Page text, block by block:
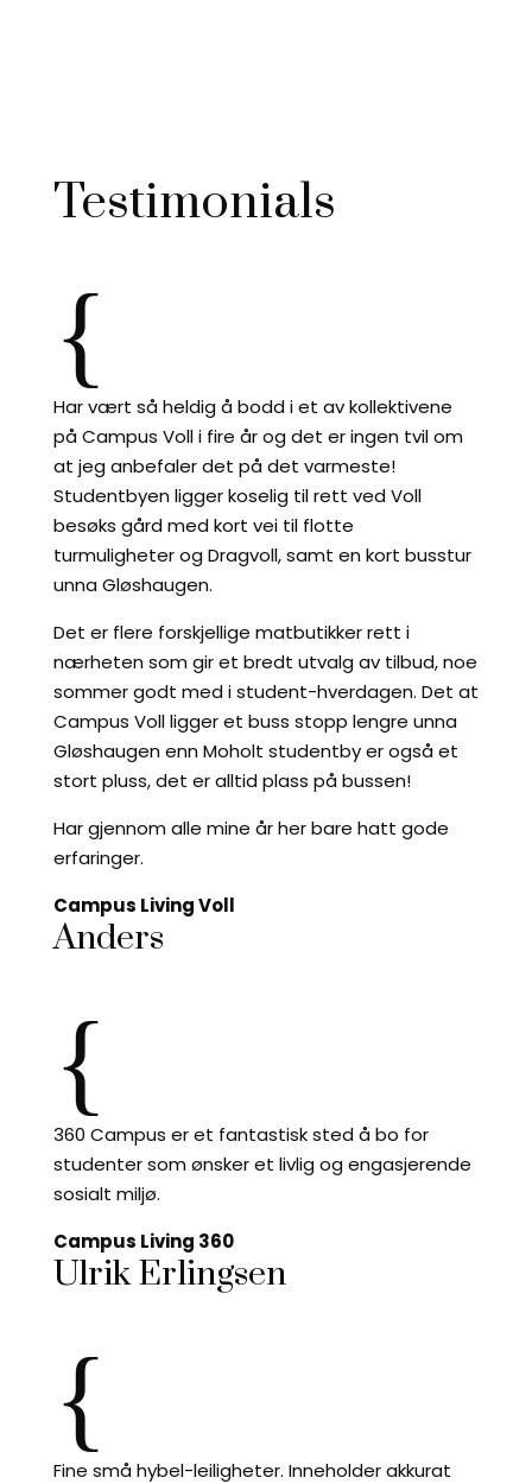
Testimonials
{
Har vært så heldig å bodd i et av kollektivene
på Campus Voll i fire år og det er ingen tvil om
at jeg anbefaler det på det varmeste!
Studentbyen ligger koselig til rett ved Voll
besøks gård med kort vei til flotte
turmuligheter og Dragvoll, samt en kort busstur
unna Gløshaugen.
Det er flere forskjellige matbutikker rett i
nærheten som gir et bredt utvalg av tilbud, noe
sommer godt med i student-hverdagen. Det at
Campus Voll ligger et buss stopp lengre unna
Gløshaugen enn Moholt studentby er også et
stort pluss, det er alltid plass på bussen!
Har gjennom alle mine år her bare hatt gode
erfaringer.
Campus Living Voll
Anders
{
360 Campus er et fantastisk sted å bo for
studenter som ønsker et livlig og engasjerende
sosialt miljø.
Campus Living 360
Ulrik Erlingsen
{
Fine små hybel-leiligheter. Inneholder akkurat